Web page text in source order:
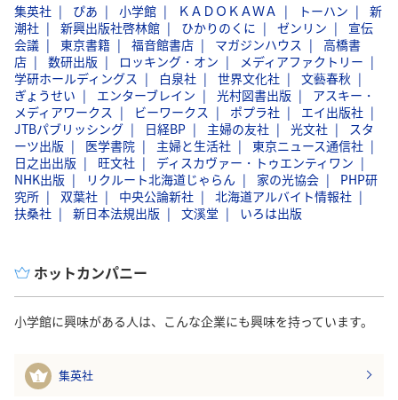
集英社 ぴあ 小学館 ＫＡＤＯＫＡＷＡ トーハン
新
潮社
新興出版社啓林館 ひかりのくに ゼンリン
宣伝
会議
東京書籍 福音館書店 マガジンハウス
高橋書
店
数研出版 ロッキング・オン
メディアファクトリー
学研ホールディングス
白泉社 世界文化社
文藝春秋
ぎょうせい
エンターブレイン 光村図書出版
アスキー・
メディアワークス
ビーワークス ポプラ社
エイ出版社
JTBパブリッシング
日経BP 主婦の友社 光文社
スタ
ーツ出版
医学書院 主婦と生活社
東京ニュース通信社
日之出出版
旺文社
ディスカヴァー・トゥエンティワン
NHK出版
リクルート北海道じゃらん 家の光協会
PHP研
究所
双葉社 中央公論新社
北海道アルバイト情報社
扶桑社
新日本法規出版 文溪堂 いろは出版
ホットカンパニー
小学館に興味がある人は、こんな企業にも興味を持っています。
1 集英社